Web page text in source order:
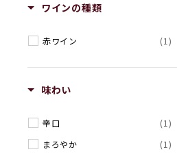
ワインの種類
赤ワイン (1)
味わい
辛口
(1)
まろやか
(1)